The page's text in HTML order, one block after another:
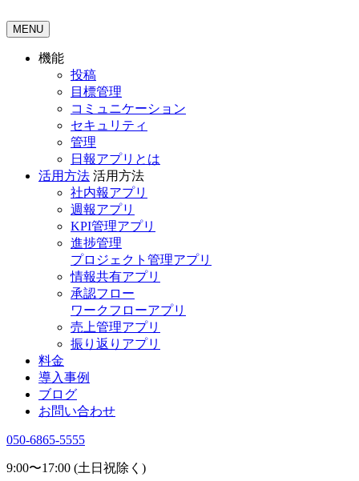
MENU
機能
投稿
目標管理
コミュニケーション
セキュリティ
管理
日報アプリとは
活用方法 活用方法
社内報アプリ
週報アプリ
KPI管理アプリ
進捗管理
プロジェクト管理アプリ
情報共有アプリ
承認フロー
ワークフローアプリ
売上管理アプリ
振り返りアプリ
料金
導入事例
ブログ
お問い合わせ
050-6865-5555
9:00〜17:00 (土日祝除く)